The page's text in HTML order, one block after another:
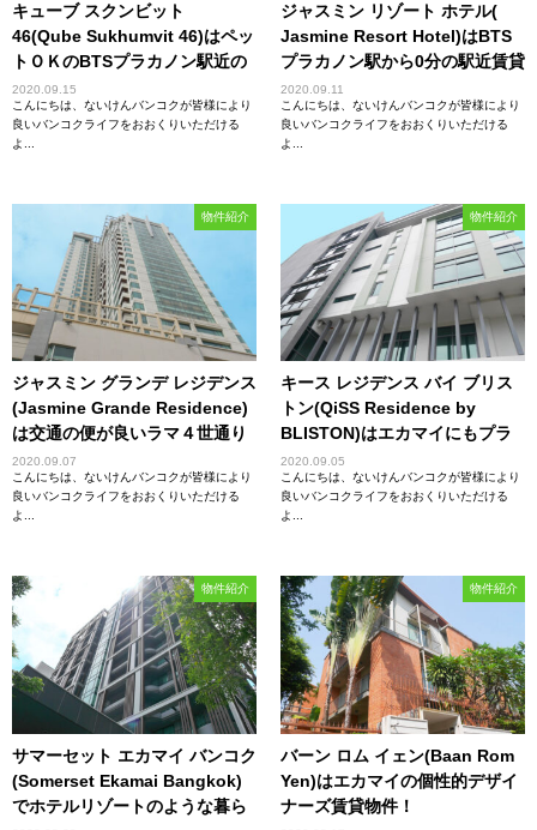
キューブ スクンビット
46(Qube Sukhumvit 46)はペッ
トＯＫのBTSプラカノン駅近の
賃貸物件！
2020.09.15
こんにちは、ないけんバンコクが皆様により
良いバンコクライフをおおくりいただける
よ...
ジャスミン リゾート ホテル(
Jasmine Resort Hotel)はBTS
プラカノン駅から0分の駅近賃貸
物件！
2020.09.11
こんにちは、ないけんバンコクが皆様により
良いバンコクライフをおおくりいただける
よ...
物件紹介
ジャスミン グランデ レジデンス
(Jasmine Grande Residence)
は交通の便が良いラマ４世通り
のサービスアパートメント！
2020.09.07
こんにちは、ないけんバンコクが皆様により
良いバンコクライフをおおくりいただける
よ...
物件紹介
キース レジデンス バイ ブリス
トン(QiSS Residence by
BLISTON)はエカマイにもプラ
カノンにも好アクセスのモール
併設賃貸物件！
2020.09.05
こんにちは、ないけんバンコクが皆様により
良いバンコクライフをおおくりいただける
よ...
物件紹介
サマーセット エカマイ バンコク
(Somerset Ekamai Bangkok)
でホテルリゾートのような暮ら
物件紹介
バーン ロム イェン(Baan Rom
Yen)はエカマイの個性的デザイ
ナーズ賃貸物件！